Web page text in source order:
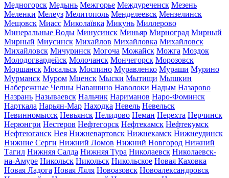
Медногорск Медынь Межгорье Междуреченск Мезень
Меленки Мелеуз Мелитополь Менделеевск Мензелинск
Мещовск Миасс Миколаївка Микунь Миллерово
Минеральные Воды Минусинск Миньяр Мирноград Мирный
Мирный Миусинск Михайлов Михайловка Михайловск
Михайловск Мичуринск Могоча Можайск Можга Моздок
Молодогвардейск Молочанск Мончегорск Морозовск
Моршанск Мосальск Моспино Муравленко Мураши Мурино
Мурманск Муром Мценск Мыски Мытищи Мышкин
Набережные Челны Навашино Наволоки Надым Назарово
Назрань Называевск Нальчик Нариманов Наро-Фоминск
Нарткала Нарьян-Мар Находка Невель Невельск
Невинномысск Невьянск Нелидово Неман Нерехта Нерчинск
Нерюнгри Нестеров Нефтегорск Нефтекамск Нефтекумск
Нефтеюганск Нея Нижневартовск Нижнекамск Нижнеудинск
Нижние Серги Нижний Ломов Нижний Новгород Нижний
Тагил Нижняя Салда Нижняя Тура Николаевск Николаевск-
на-Амуре Никольск Никольск Никольское Новая Каховка
Новая Ладога Новая Ляля Новоазовск Новоалександровск